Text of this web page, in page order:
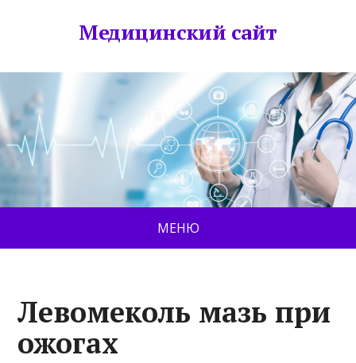
Медицинский сайт
МЕНЮ
Левомеколь мазь при
ожогах